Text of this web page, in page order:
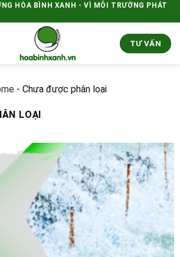
HÒA BÌNH XANH - VÌ MÔI TRƯỜNG PHÁT
TƯ VẤN
- Chưa được phân loại
LOẠI